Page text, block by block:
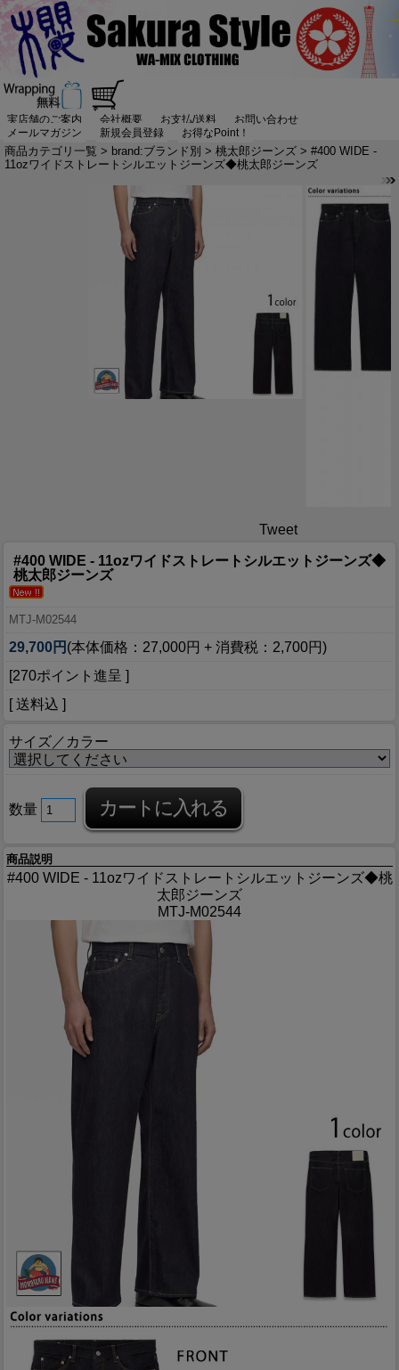
実店舗のご案内 会社概要 お支払/送料
お問い合わせ
メールマガジン
新規会員登録 お得なPoint！
商品カテゴリ一覧 > brand:ブランド別 > 桃太郎ジーンズ > #400 WIDE -
11ozワイドストレートシルエットジーンズ◆桃太郎ジーンズ
Tweet
#400 WIDE - 11ozワイドストレートシルエットジーンズ◆
桃太郎ジーンズ
MTJ-M02544
29,700円 (本体価格：27,000円 + 消費税：2,700円)
[270ポイント進呈 ]
[ 送料込 ]
サイズ／カラー
数量
商品説明
#400 WIDE - 11ozワイドストレートシルエットジーンズ◆桃
太郎ジーンズ
MTJ-M02544